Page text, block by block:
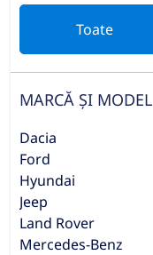
Toate
MARCĂ ȘI MODEL
Dacia
Ford
Hyundai
Jeep
Land Rover
Mercedes-Benz